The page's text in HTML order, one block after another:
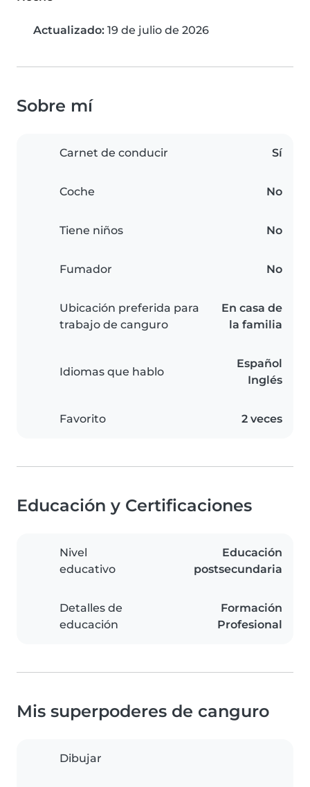
Actualizado: 19 de julio de 2026
Sobre mí
Carnet de conducir Sí
Coche No
Tiene niños No
Fumador No
Ubicación preferida para
trabajo de canguro
En casa de
la familia
Idiomas que hablo
Español
Inglés
Favorito 2 veces
Educación y Certificaciones
Nivel
educativo
Educación
postsecundaria
Detalles de
educación
Formación
Profesional
Mis superpoderes de canguro
Dibujar